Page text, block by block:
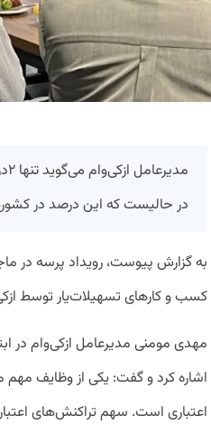
در حالیست که این درصد در کشورهای پیشرفته
به گزارش پیوست، رویداد پرسه در
کسب و کارهای تسهیلات‌یار توسط
مهدی مومنی مدیرعامل ازکی‌وام در
اشاره کرد و گفت: یکی از وظایف مهم
اعتباری است. سهم تراکنش‌های